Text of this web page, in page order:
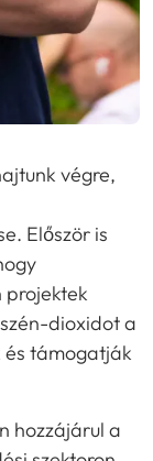
végre,
Először is
projektek
dioxidot a
és támogatják
hozzájárul a